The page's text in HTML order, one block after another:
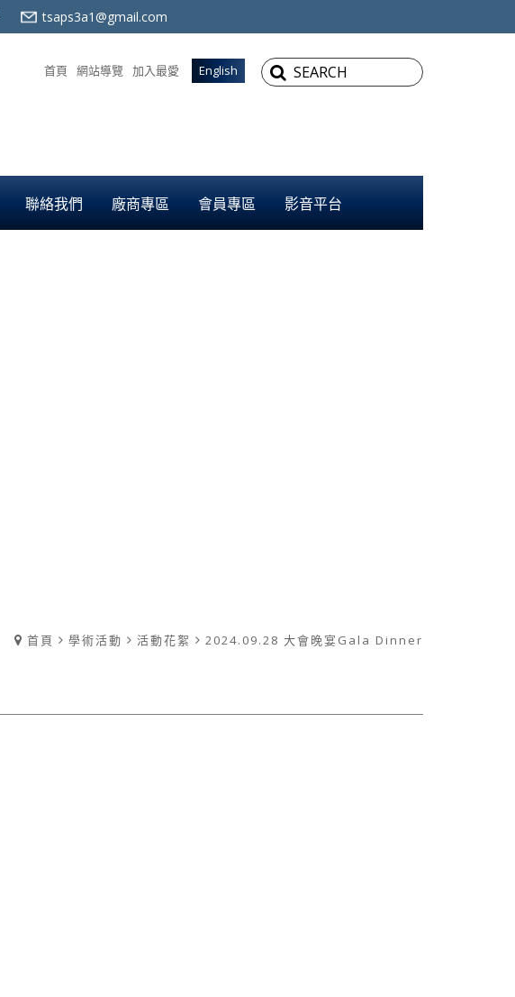
tsaps3a1@gmail.com
首頁 網站導覽 加入最愛 English
聯絡我們 廠商專區 會員專區 影音平台
首頁 學術活動 活動花絮 2024.09.28 大會晚宴Gala Dinner